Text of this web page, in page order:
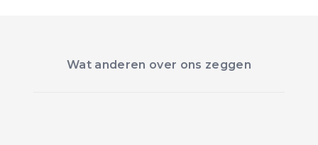
Wat anderen over ons zeggen